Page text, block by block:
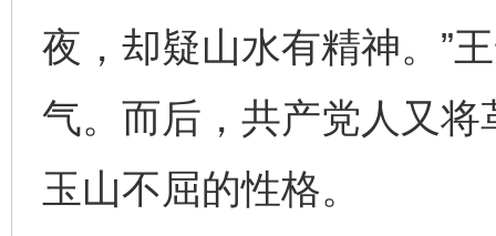
夜，却疑山水有精神。”
气。而后，共产党人又
玉山不屈的性格。